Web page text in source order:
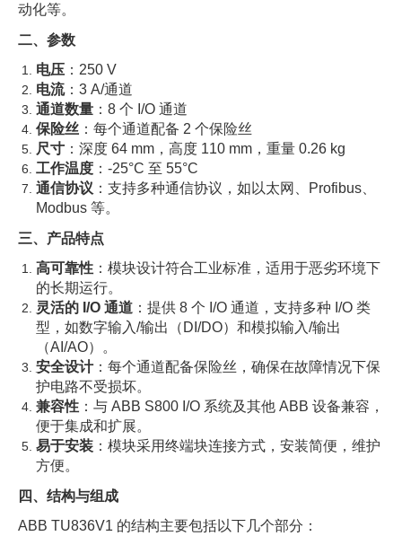
动化等。
二、参数
电压 ：250 V
电流：3 A/通道
通道数量 ：8 个 I/O 通道
保险丝 ：每个通道配备 2 个保险丝
尺寸 ：深度 64 mm，高度 110 mm，重量 0.26 kg
工作温度 ：-25°C 至 55°C
通信协议 ：支持多种通信协议，如以太网、Profibus、
Modbus 等。
三、产品特点
高可靠性 ：模块设计符合工业标准，适用于恶劣环境下
的长期运行。
灵活的 I/O 通道 ：提供 8 个 I/O 通道，支持多种 I/O 类
型，如数字输入/输出（DI/DO）和模拟输入/输出
（AI/AO）。
安全设计：每个通道配备保险丝，确保在故障情况下保
护电路不受损坏。
兼容性 ：与 ABB S800 I/O 系统及其他 ABB 设备兼容，
便于集成和扩展。
易于安装 ：模块采用终端块连接方式，安装简便，维护
方便。
四、结构与组成
ABB TU836V1 的结构主要包括以下几个部分：